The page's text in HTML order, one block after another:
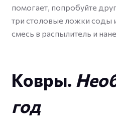
помогает, попробуйте
три столовые ложки соды
смесь в распылитель и
Ковры.
год